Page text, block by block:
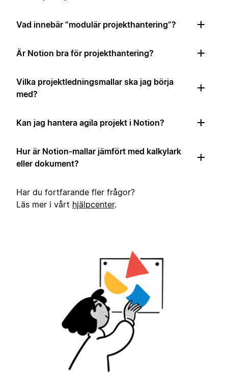
Vad innebär ”modulär projekthantering”?
Är Notion bra för projekthantering?
Vilka projektledningsmallar ska jag börja
med?
Kan jag hantera agila projekt i Notion?
Hur är Notion-mallar jämfört med kalkylark
eller dokument?
Har du fortfarande fler frågor?
Läs mer i vårt hjälpcenter.